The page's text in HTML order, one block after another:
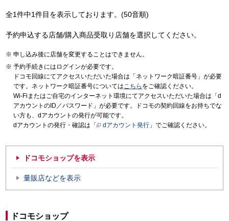
全1件中1件目を表示しております。(50音順)
予約申込する店舗/購入商品受取り店舗を選択してください。
申し込み後に店舗を変更することはできません。
予約手続きにはログインが必要です。
ドコモ回線にてアクセスいただいた場合は「ネットワーク暗証番号」が必要
です。ネットワーク暗証番号についてはこちら をご確認ください。
Wi-Fiまたはご自宅のインターネット環境にてアクセスいただいた場合は「d
アカウントのID／パスワード」が必要です。ドコモの契約回線をお持ちでな
い方も、dアカウントの発行が可能です。
dアカウントの発行・確認は「
dアカウント発行 」でご確認ください。
ドコモショップを表示
量販店などを表示
ドコモショップ